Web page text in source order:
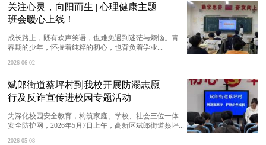
关注心灵，向阳而生 | 心理健康主题
班会暖心上线！
成长路上，既有欢声笑语，也难免遇到迷茫与烦恼。青
春期的少年，怀揣着纯粹的初心，也背负着学业...
2026-06-02
斌郎街道蔡坪村到我校开展防溺志愿
行及反诈宣传进校园专题活动
为深化校园安全教育，构筑家庭、学校、社会三位一体
安全防护网，2026年5月7日上午，高新区斌郎街道蔡坪...
2026-05-08